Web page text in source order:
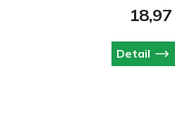
Detail